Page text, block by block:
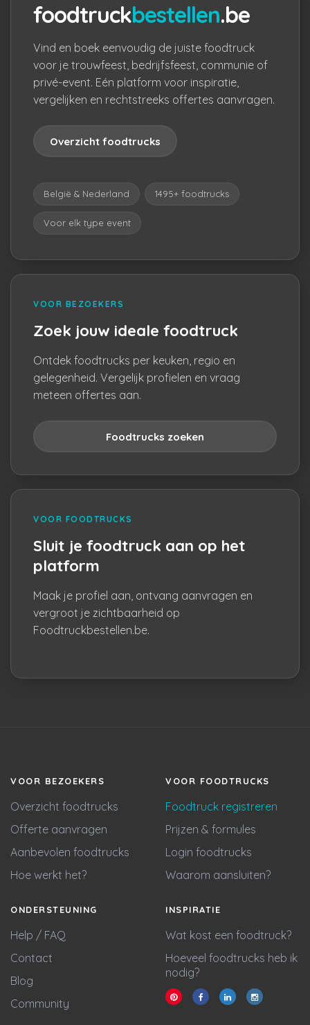
foodtruckbestellen.be
Vind en boek eenvoudig de juiste foodtruck
voor je trouwfeest, bedrijfsfeest, communie of
privé-event. Eén platform voor inspiratie,
vergelijken en rechtstreeks offertes aanvragen.
Overzicht foodtrucks
België & Nederland 1495+ foodtrucks
Voor elk type event
VOOR BEZOEKERS
Zoek jouw ideale foodtruck
Ontdek foodtrucks per keuken, regio en
gelegenheid. Vergelijk profielen en vraag
meteen offertes aan.
Foodtrucks zoeken
VOOR FOODTRUCKS
Sluit je foodtruck aan op het
platform
Maak je profiel aan, ontvang aanvragen en
vergroot je zichtbaarheid op
Foodtruckbestellen.be.
VOOR BEZOEKERS
Overzicht foodtrucks
Offerte aanvragen
Aanbevolen foodtrucks
Hoe werkt het?
VOOR FOODTRUCKS
Foodtruck registreren
Prijzen & formules
Login foodtrucks
Waarom aansluiten?
ONDERSTEUNING
Help / FAQ
Contact
Blog
Community
INSPIRATIE
Wat kost een foodtruck?
Hoeveel foodtrucks heb ik
nodig?